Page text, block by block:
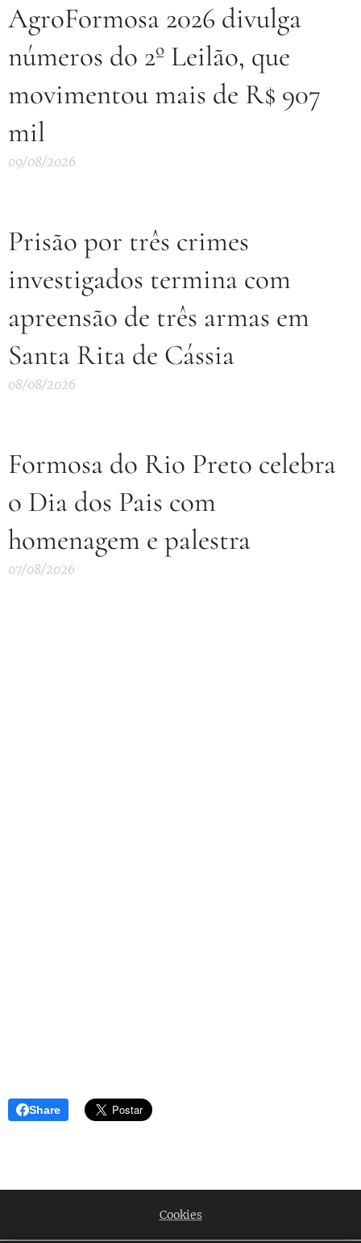
AgroFormosa 2026 divulga
números do 2º Leilão, que
movimentou mais de R$ 907
mil
09/08/2026
Prisão por três crimes
investigados termina com
apreensão de três armas em
Santa Rita de Cássia
08/08/2026
Formosa do Rio Preto celebra
o Dia dos Pais com
homenagem e palestra
07/08/2026
Share
Cookies